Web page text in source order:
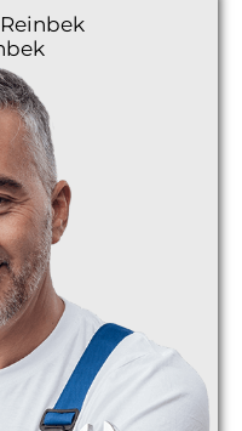
Reinbek